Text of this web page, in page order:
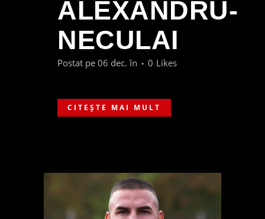
ALEXANDRU-
NECULAI
Postat pe 06 dec. în 0 Likes
CITEȘTE MAI MULT